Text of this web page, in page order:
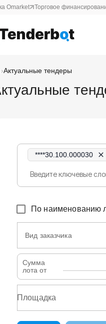
Omarket Торговое
›Актуальные тендеры
****30.100.000030
По наименованию
Вид заказчика
Сумма
лота от